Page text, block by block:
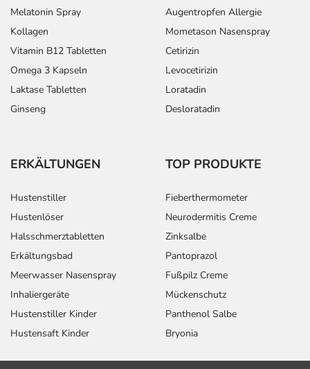
Bemerken Sie eine Befindlichkeitsstörung oder
Veränderung während der Behandlung, wenden Sie sich
an Ihren Arzt oder Apotheker.
Für die Information an dieser Stelle werden vor allem
Nebenwirkungen berücksichtigt, die bei mindestens
einem von 1.000 behandelten Patienten auftreten.
Text Personen Einzeldosis
Chronische
Gelenkentzündungen,
entzündlich-
rheumatische
Wirbelsäulenleiden -
bei schweren
Formen:
Jugendliche
Jahren und
Erwachsene
1 Tablette
Schmerzen nach
Jugendliche
Jahren und
1 Tablette
Melatonin Spray
Kollagen
Vitamin B12 Tabletten
Omega 3 Kapseln
Laktase Tabletten
Ginseng
Augentropfen Allergie
Mometason Nasenspray
Cetirizin
Levocetirizin
Loratadin
Desloratadin
ERKÄLTUNGEN
Hustenstiller
Hustenlöser
Halsschmerztabletten
Erkältungsbad
Meerwasser Nasenspray
Inhaliergeräte
Hustenstiller Kinder
Hustensaft Kinder
TOP PRODUKTE
Fieberthermometer
Neurodermitis Creme
Zinksalbe
Pantoprazol
Fußpilz Creme
Mückenschutz
Panthenol Salbe
Bryonia